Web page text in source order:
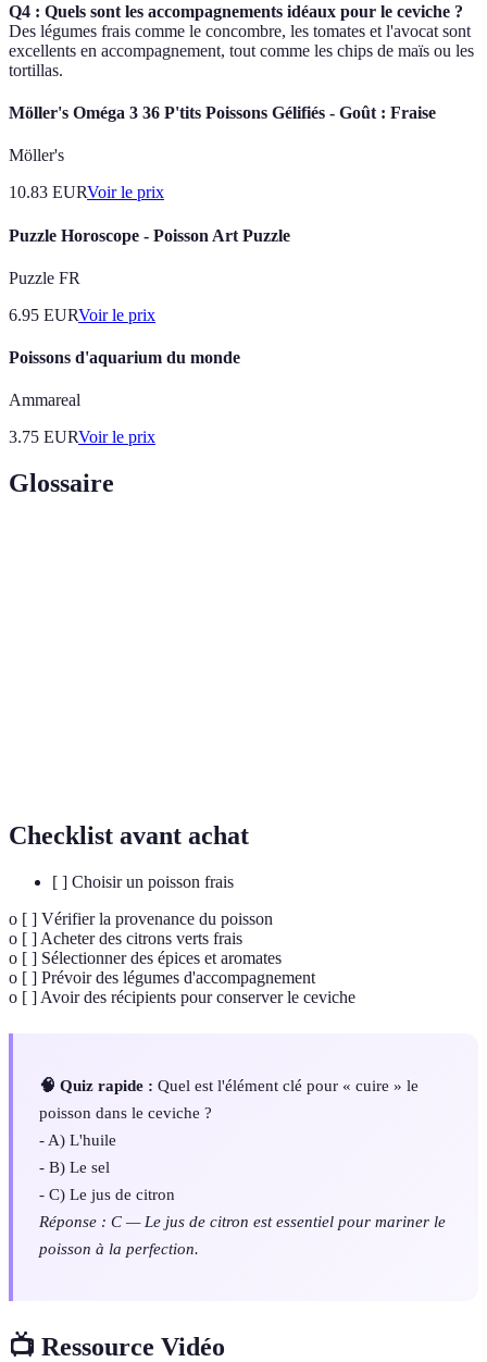
Q4 : Quels sont les accompagnements idéaux pour le ceviche ?
Des légumes frais comme le concombre, les tomates et l'avocat sont
excellents en accompagnement, tout comme les chips de maïs ou les
tortillas.
Möller's Oméga 3 36 P'tits Poissons Gélifiés - Goût : Fraise
Möller's
10.83 EURVoir le prix
Puzzle Horoscope - Poisson Art Puzzle
Puzzle FR
6.95 EURVoir le prix
Poissons d'aquarium du monde
Ammareal
3.75 EURVoir le prix
Glossaire
Checklist avant achat
[ ] Choisir un poisson frais
o [ ] Vérifier la provenance du poisson
o [ ] Acheter des citrons verts frais
o [ ] Sélectionner des épices et aromates
o [ ] Prévoir des légumes d'accompagnement
o [ ] Avoir des récipients pour conserver le ceviche
🧠 Quiz rapide : Quel est l'élément clé pour « cuire » le
poisson dans le ceviche ?
- A) L'huile
- B) Le sel
- C) Le jus de citron
Réponse : C — Le jus de citron est essentiel pour mariner le
poisson à la perfection.
📺 Ressource Vidéo